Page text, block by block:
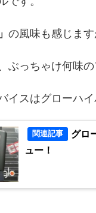
の風味も感じま
ぶっちゃけ何味
イスはグローハ
関連記事
グロ
ュー！